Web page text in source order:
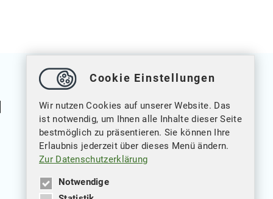
Weitere Verlinkungen
Datenschutz
Cookie Einstellungen
Wir nutzen Cookies auf unserer Website. Das
ist notwendig, um Ihnen alle Inhalte dieser Seite
bestmöglich zu präsentieren. Sie können Ihre
Erlaubnis jederzeit über dieses Menü ändern.
Zur Datenschutzerklärung
Notwendige